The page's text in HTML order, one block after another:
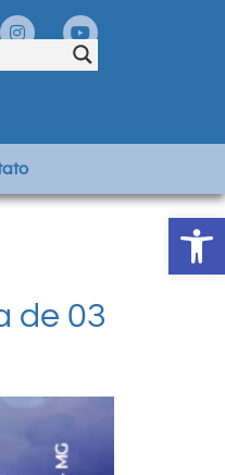
de 03
Abrir